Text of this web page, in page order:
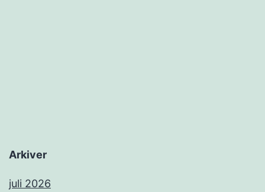
Arkiver
juli 2026